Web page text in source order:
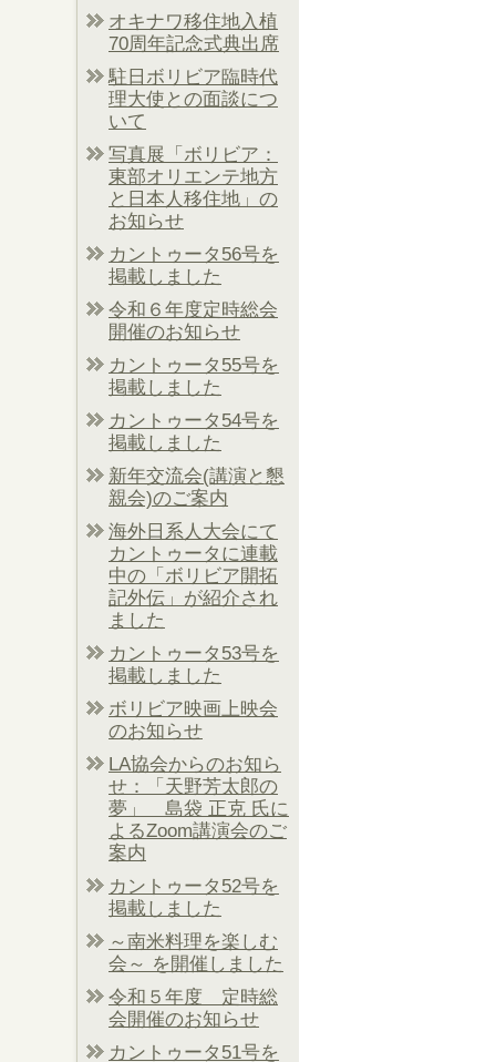
オキナワ移住地入植
70周年記念式典出席
駐日ボリビア臨時代
理大使との面談につ
いて
写真展「ボリビア：
東部オリエンテ地方
と日本人移住地」の
お知らせ
カントゥータ56号を
掲載しました
令和６年度定時総会
開催のお知らせ
カントゥータ55号を
掲載しました
カントゥータ54号を
掲載しました
新年交流会(講演と懇
親会)のご案内
海外日系人大会にて
カントゥータに連載
中の「ボリビア開拓
記外伝」が紹介され
ました
カントゥータ53号を
掲載しました
ボリビア映画上映会
のお知らせ
LA協会からのお知ら
せ：「天野芳太郎の
夢」 島袋 正克 氏に
よるZoom講演会のご
案内
カントゥータ52号を
掲載しました
～南米料理を楽しむ
会～ を開催しました
令和５年度 定時総
会開催のお知らせ
カントゥータ51号を